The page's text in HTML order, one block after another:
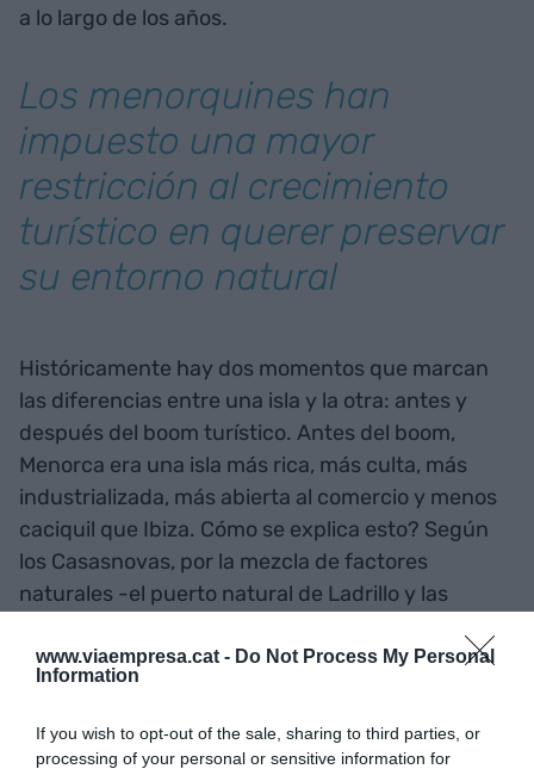
www.viaempresa.cat - Do Not Process My Personal
Information
If you wish to opt-out of the sale, sharing to third parties, or
processing of your personal or sensitive information for
a lo largo de los años.
Los menorquines han
impuesto una mayor
restricción al crecimiento
turístico en querer preservar
su entorno natural
Históricamente hay dos momentos que marcan
las diferencias entre una isla y la otra: antes y
después del boom turístico. Antes del boom,
Menorca era una isla más rica, más culta, más
industrializada, más abierta al comercio y menos
caciquil que Ibiza. Cómo se explica esto? Según
los Casasnovas, por la mezcla de factores
naturales -el puerto natural de Ladrillo y las
abrupta en Ibiza-, y las pautas culturales de
herencia de la tierra -tendentes a la
concentración en Menorca y a la división en
Ibiza-. Todo esto provocó que si en Menorcahabía